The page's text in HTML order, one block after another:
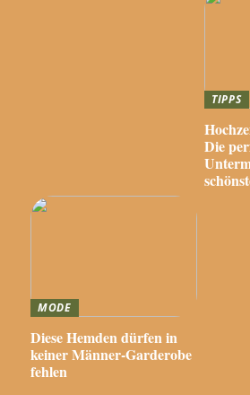
TIPPS
Die
MODE
Diese Hemden dürfen in
keiner Männer-Garderobe
fehlen